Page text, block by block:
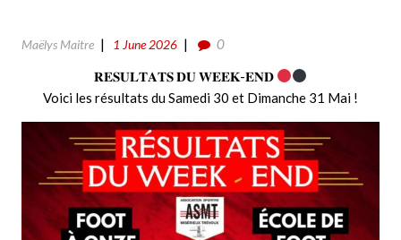
Maëlys Maitre 1 June 2026
0
𝐑𝐄𝐒𝐔𝐋𝐓𝐀𝐓𝐒 𝐃𝐔 𝐖𝐄𝐄𝐊-𝐄𝐍𝐃
Voici les résultats du Samedi 30 et Dimanche 31 Mai !